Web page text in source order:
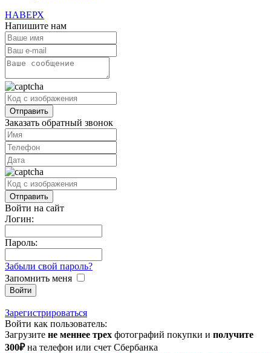
НАВЕРХ
Напишите нам
Заказать обратный звонок
Войти на сайт
Логин:
Пароль:
Забыли свой пароль?
Запомнить меня
Зарегистрироваться
Войти как пользователь:
Загрузите не меннее трех фотографий покупки и получите
300₽на телефон или счет Сбербанка